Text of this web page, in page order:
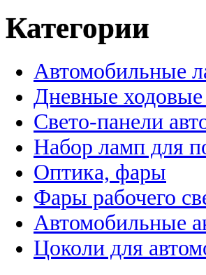
Категории
Автомобильные
Дневные ходовые
Свето-панели
Набор ламп для
Оптика, фары
Фары рабочего
Автомобильные
Цоколи для